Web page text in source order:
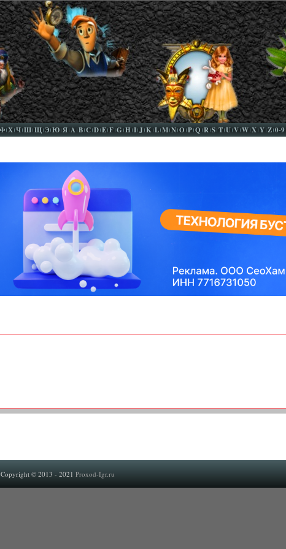
Ф Х Ч Ш Щ Э Ю Я A B C D E F G H I J K L M N O P Q R S T U V W X Y Z 0-9
Copyright © 2013 - 2021 Proxod-Igr.ru